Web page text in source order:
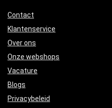
Contact
Klantenservice
Over ons
Onze webshops
Vacature
Blogs
Privacybeleid